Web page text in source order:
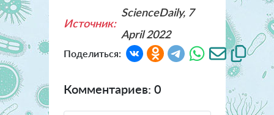
Источник:
ScienceDaily, 7
April 2022
Поделиться:
Комментариев: 0